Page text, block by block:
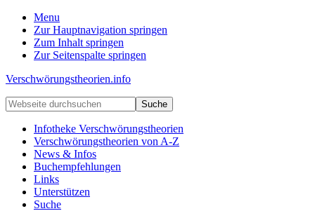
Menu
Zur Hauptnavigation springen
Zum Inhalt springen
Zur Seitenspalte springen
Verschwörungstheorien.info
Beiträge
zu
Merkmalen,
Funktionen
Risiken
konspirationistischen
Denkens
Webseite
durchsuchen
Infotheke Verschwörungstheorien
Verschwörungstheorien von A-Z
News & Infos
Buchempfehlungen
Links
Unterstützen
Suche